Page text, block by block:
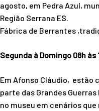
agosto, em Pedra Azul,
Região Serrana ES.
Fábrica de Berrantes
Segunda à Domingo 08h às
Em Afonso Cláudio, estão
parte das Grandes
no museu em cenários